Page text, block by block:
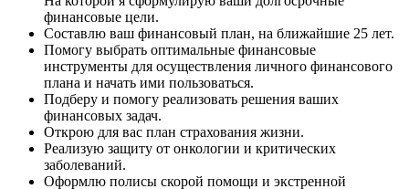
финансовые цели.
Составлю ваш финансовый план, на ближайшие 25 лет.
Помогу выбрать оптимальные финансовые
инструменты для осуществления личного финансового
плана и начать ими пользоваться.
Подберу и помогу реализовать решения ваших
финансовых задач.
Открою для вас план страхования жизни.
Реализую защиту от онкологии и критических
заболеваний.
Оформлю полисы скорой помощи и экстренной